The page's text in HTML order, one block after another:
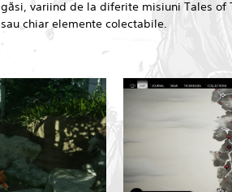
găsi, variind de la diferite misiuni Tales of
sau chiar elemente colectabile.